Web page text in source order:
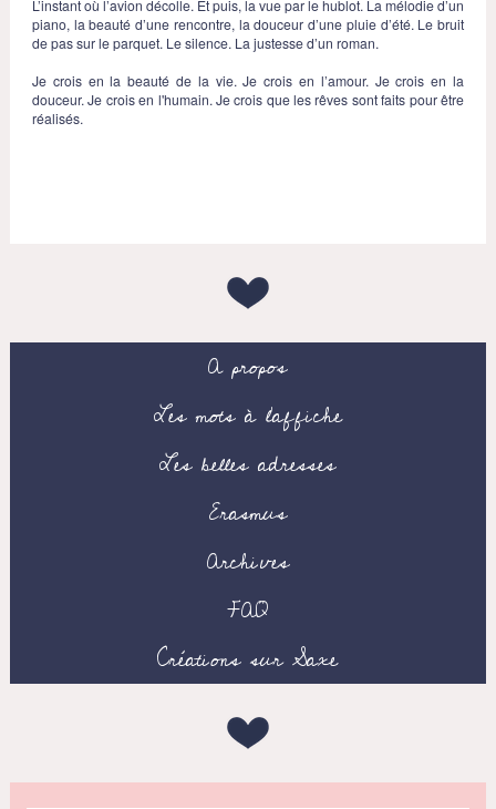
L’instant où l’avion décolle. Et puis, la vue par le hublot. La mélodie d’un
piano, la beauté d’une rencontre, la douceur d’une pluie d’été. Le bruit
de pas sur le parquet. Le silence. La justesse d’un roman.
Je crois en la beauté de la vie. Je crois en l’amour. Je crois en la
douceur. Je crois en l'humain. Je crois que les rêves sont faits pour être
réalisés.
A propos
Les mots à l’affiche
Les belles adresses
Erasmus
Archives
FAQ
Créations sur Saxe